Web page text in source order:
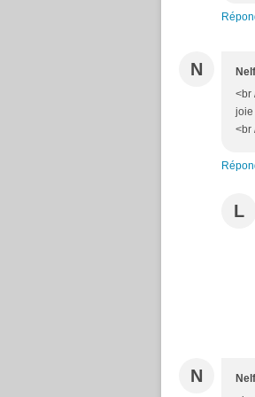
N
<br
joie
<br
L
N